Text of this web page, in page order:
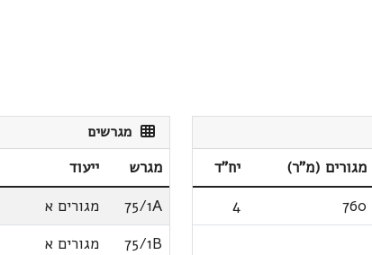
מגורים (מ"ר)
יח"ד
760
4
מגרשים
מגרש ייעוד
75/1A
מגורים א
75/1B
מגורים א